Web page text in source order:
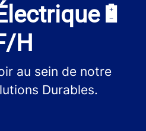
H
au sein de notre
Durables.